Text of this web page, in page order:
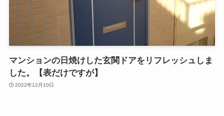
マンションの日焼けした玄関ドアをリフレッシュしま
した。【表だけですが】
2022年12月10日